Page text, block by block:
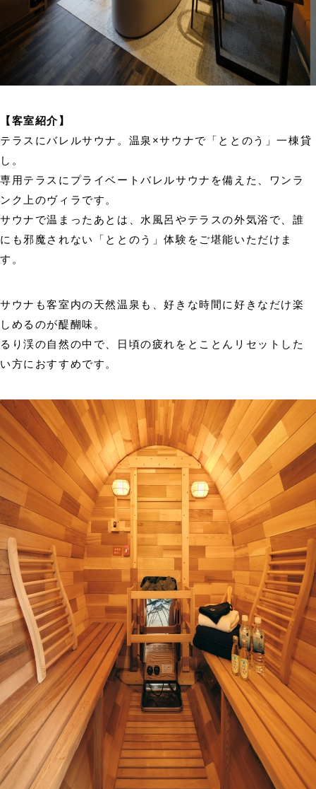
【客室紹介】
テラスにバレルサウナ。温泉×サウナで「ととのう」一棟貸
し。
専用テラスにプライベートバレルサウナを備えた、ワンラ
ンク上のヴィラです。
サウナで温まったあとは、水風呂やテラスの外気浴で、誰
にも邪魔されない「ととのう」体験をご堪能いただけま
す。
サウナも客室内の天然温泉も、好きな時間に好きなだけ楽
しめるのが醍醐味。
るり渓の自然の中で、日頃の疲れをとことんリセットした
い方におすすめです。